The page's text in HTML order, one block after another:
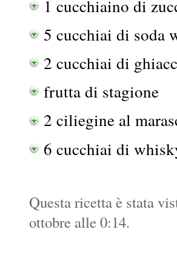
1 cucchiaino di
5 cucchiai di soda
2 cucchiai di
frutta di stagione
2 ciliegine al
6 cucchiai di
Questa ricetta è stata
ottobre alle 0:14.